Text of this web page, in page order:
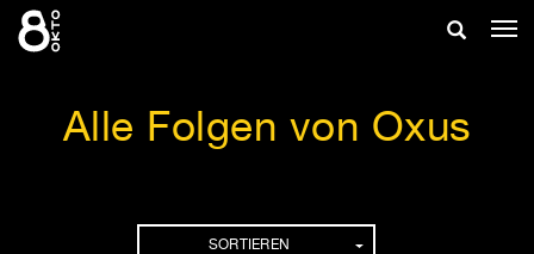
Zum
Inhalt
Suche
Alle Folgen von Oxus
SORTIEREN